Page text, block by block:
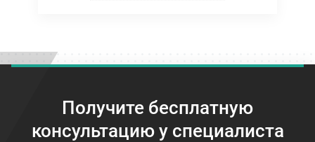
Получите бесплатную
консультацию у специалиста